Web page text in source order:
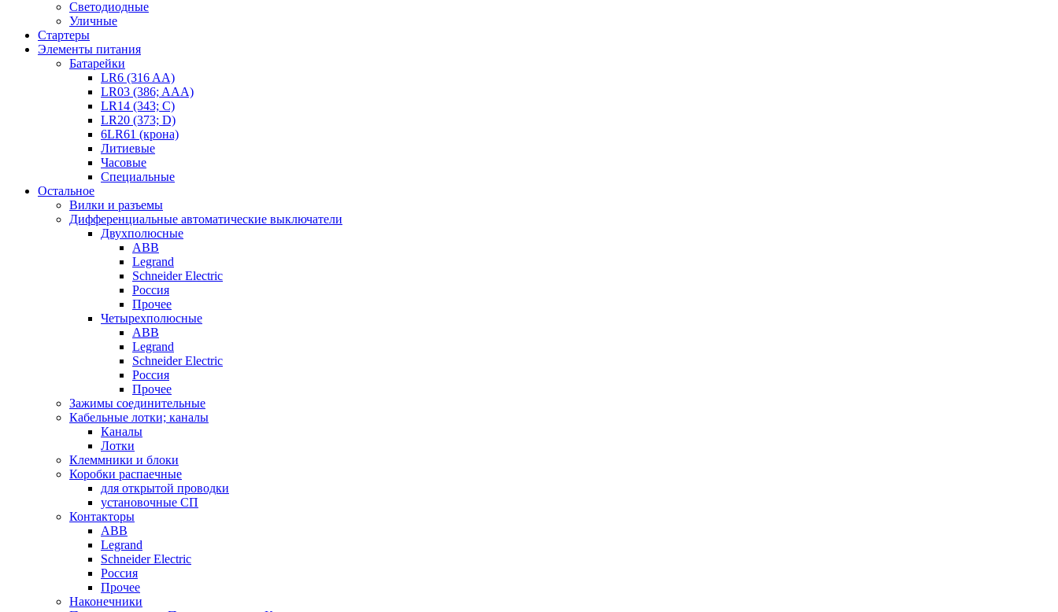
Светодиодные
Уличные
Стартеры
Элементы питания
Батарейки
LR6 (316 AA)
LR03 (386; AAA)
LR14 (343; C)
LR20 (373; D)
6LR61 (крона)
Литиевые
Часовые
Специальные
Остальное
Вилки и разъемы
Дифференциальные автоматические выключатели
Двухполюсные
ABB
Legrand
Schneider Electric
Россия
Прочее
Четырехполюсные
ABB
Legrand
Schneider Electric
Россия
Прочее
Зажимы соединительные
Кабельные лотки; каналы
Каналы
Лотки
Клеммники и блоки
Коробки распаечные
для открытой проводки
установочные СП
Контакторы
ABB
Legrand
Schneider Electric
Россия
Прочее
Наконечники